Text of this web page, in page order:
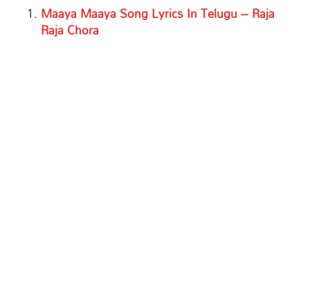
Maaya Maaya Song Lyrics In Telugu – Raja
Raja Chora